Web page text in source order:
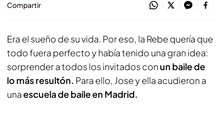
Compartir
Era el sueño de su vida. Por eso, la Rebe quería que
todo fuera perfecto y había tenido una gran idea:
sorprender a todos los invitados con un baile de
lo más resultón. Para ello, Jose y ella acudieron a
unaescuela de baile en Madrid.